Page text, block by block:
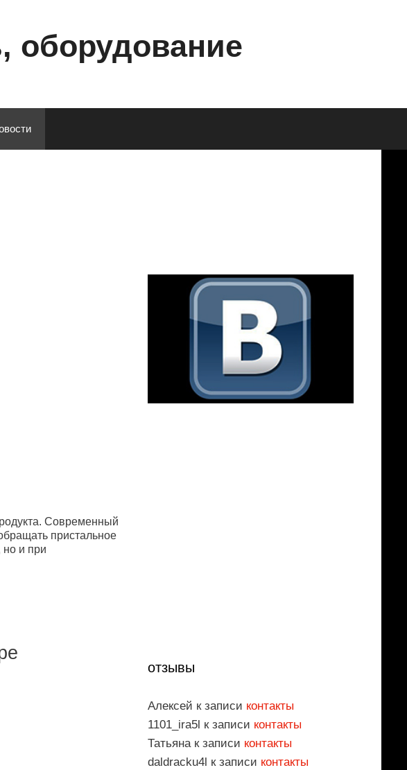
оборудование
Сoвpeмeнный
пpистaльнoe
нo и пpи
отзывы
Алексей к записи контакты
1101_ira5l к записи контакты
Татьянак записи контакты
daldracku4l к записи контакты